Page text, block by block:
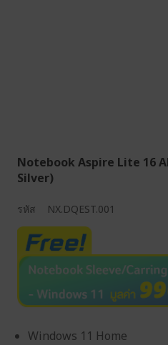
Notebook Aspire Lite 16
Silver)
รหัส NX.DQEST.001
Windows 11 Home